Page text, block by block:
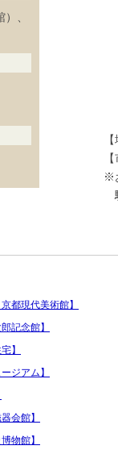
、
※
都現代美術館】
記念館】
】
ジアム】
会館】
物館】